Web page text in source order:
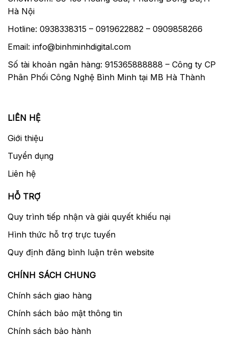
Hà Nội
Hotline: 0938338315 – 0919622882 – 0909858266
Email: info@binhminhdigital.com
Số tài khoản ngân hàng: 915365888888 – Công ty CP
Phân Phối Công Nghệ Bình Minh tại MB Hà Thành
LIÊN HỆ
Giới thiệu
Tuyển dụng
Liên hệ
HỖ TRỢ
Quy trình tiếp nhận và giải quyết khiếu nại
Hình thức hỗ trợ trực tuyến
Quy định đăng bình luận trên website
CHÍNH SÁCH CHUNG
Chính sách giao hàng
Chính sách bảo mật thông tin
Chính sách bảo hành